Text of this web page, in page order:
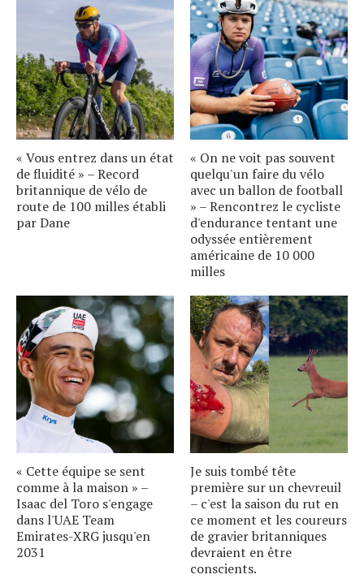
« Vous entrez dans un état
de fluidité » – Record
britannique de vélo de
route de 100 milles établi
par Dane
« On ne voit pas souvent
quelqu'un faire du vélo
avec un ballon de football
» – Rencontrez le cycliste
d'endurance tentant une
odyssée entièrement
américaine de 10 000
milles
« Cette équipe se sent
comme à la maison » –
Isaac del Toro s'engage
dans l'UAE Team
Emirates-XRG jusqu'en
2031
Je suis tombé tête
première sur un chevreuil
– c'est la saison du rut en
ce moment et les coureurs
de gravier britanniques
devraient en être
conscients.